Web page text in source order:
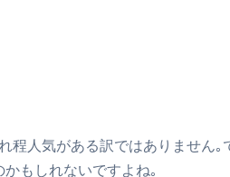
程人気がある訳ではありません｡
もしれないですよね｡